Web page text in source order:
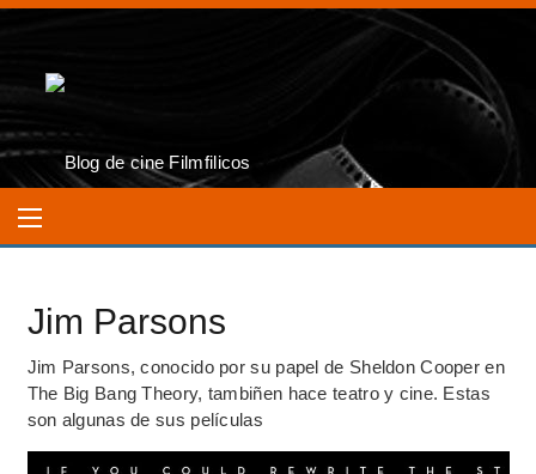
Jim Parsons
Jim Parsons, conocido por su papel de Sheldon Cooper en
The Big Bang Theory, tambiñen hace teatro y cine. Estas
son algunas de sus películas